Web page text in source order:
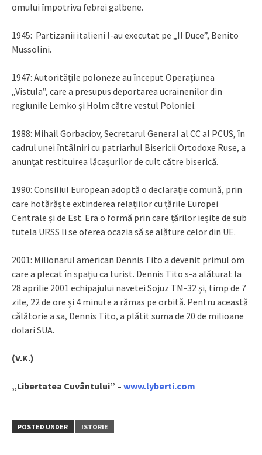
omului împotriva febrei galbene.
1945: Partizanii italieni l-au executat pe „Il Duce”, Benito
Mussolini.
1947: Autoritățile poloneze au început Operațiunea
„Vistula”, care a presupus deportarea ucrainenilor din
regiunile Lemko și Holm către vestul Poloniei.
1988: Mihail Gorbaciov, Secretarul General al CC al PCUS, în
cadrul unei întâlniri cu patriarhul Bisericii Ortodoxe Ruse, a
anunțat restituirea lăcașurilor de cult către biserică.
1990: Consiliul European adoptă o declarație comună, prin
care hotărăște extinderea relațiilor cu țările Europei
Centrale și de Est. Era o formă prin care țărilor ieșite de sub
tutela URSS li se oferea ocazia să se alăture celor din UE.
2001: Milionarul american Dennis Tito a devenit primul om
care a plecat în spațiu ca turist. Dennis Tito s-a alăturat la
28 aprilie 2001 echipajului navetei Sojuz TM-32 și, timp de 7
zile, 22 de ore și 4 minute a rămas pe orbită. Pentru această
călătorie a sa, Dennis Tito, a plătit suma de 20 de milioane
dolari SUA.
(V.K.)
„Libertatea Cuvântului” – www.lyberti.com
POSTED UNDER ISTORIE